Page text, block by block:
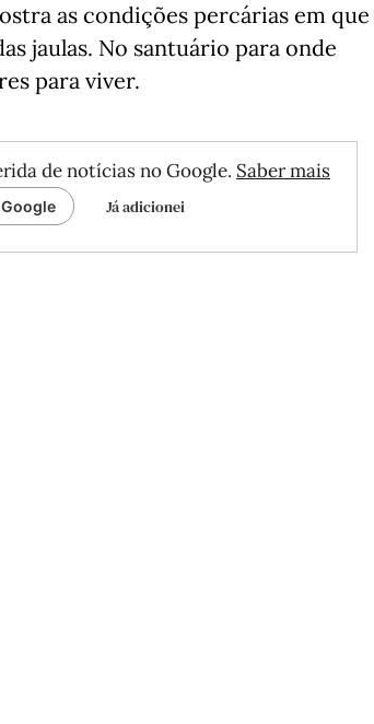
as condições percárias em que
jaulas. No santuário para onde
para viver.
de notícias no Google. Saber mais
Já adicionei